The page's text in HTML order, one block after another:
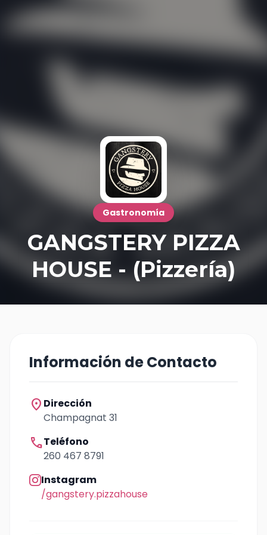
Gastronomía
GANGSTERY PIZZA
HOUSE - (Pizzería)
Información de Contacto
location_on Dirección
Champagnat 31
callTeléfono
260 467 8791
Instagram
/gangstery.pizzahouse